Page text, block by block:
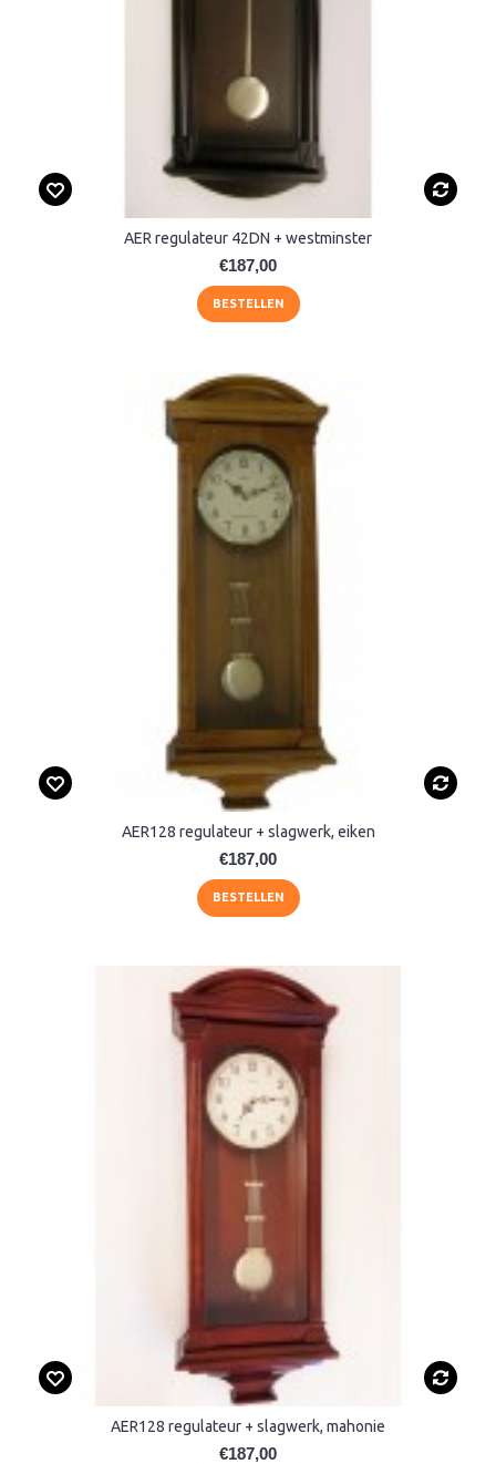
AER regulateur 42DN + westminster
€187,00
BESTELLEN
AER128 regulateur + slagwerk, eiken
€187,00
BESTELLEN
AER128 regulateur + slagwerk, mahonie
€187,00